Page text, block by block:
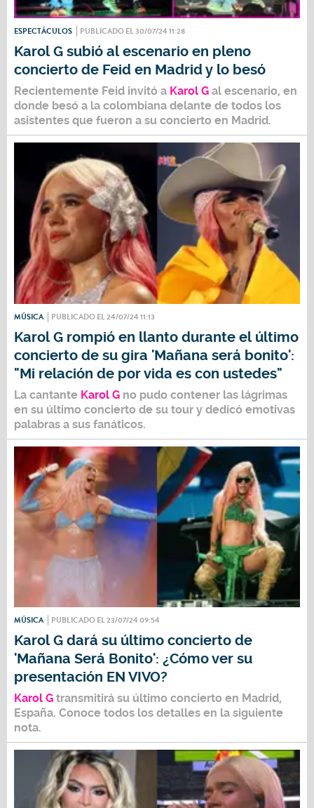
ESPECTÁCULOS PUBLICADO EL 30/07/24 11:28
Karol G subió al escenario en pleno
concierto de Feid en Madrid y lo besó
Recientemente Feid invitó a Karol G al escenario, en
donde besó a la colombiana delante de todos los
asistentes que fueron a su concierto en Madrid.
MÚSICA PUBLICADO EL 24/07/24 11:13
Karol G rompió en llanto durante el último
concierto de su gira 'Mañana será bonito':
"Mi relación de por vida es con ustedes"
La cantante Karol G no pudo contener las lágrimas
en su último concierto de su tour y dedicó emotivas
palabras a sus fanáticos.
MÚSICA PUBLICADO EL 23/07/24 09:54
Karol G dará su último concierto de
'Mañana Será Bonito': ¿Cómo ver su
presentación EN VIVO?
Karol G transmitirá su último concierto en Madrid,
España. Conoce todos los detalles en la siguiente
nota.